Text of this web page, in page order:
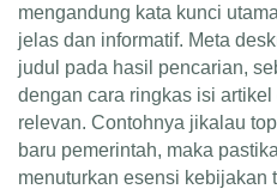
mengandung kata kunci
jelas dan informatif. Meta
judul pada hasil pencarian,
dengan cara ringkas isi
relevan. Contohnya jikalau
baru pemerintah, maka
menuturkan esensi kebijakan